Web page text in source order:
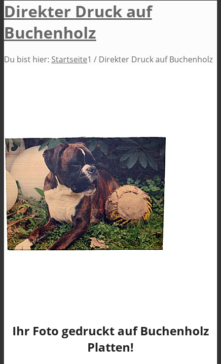
Direkter Druck auf
Buchenholz
Du bist hier: Startseite1 / Direkter Druck auf Buchenholz
Ihr Foto gedruckt auf Buchenholz
Platten!